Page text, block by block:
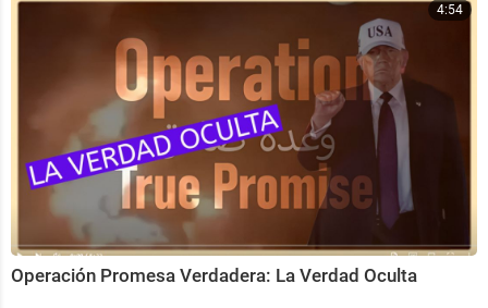
4:54
Operación Promesa Verdadera: La Verdad Oculta